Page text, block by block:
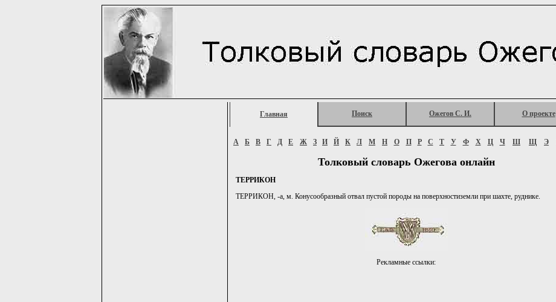
Главная Поиск Ожегов С. И. О проекте
А Б В Г Д Е Ж З И Й К Л М Н О П Р С Т У Ф Х Ц Ч Ш Щ Э
Толковый словарь Ожегова онлайн
ТЕРРИКОН
ТЕРРИКОН, -а, м. Конусообразный отвал пустой породы на поверхностиземли при шахте, руднике.
Рекламные ссылки: